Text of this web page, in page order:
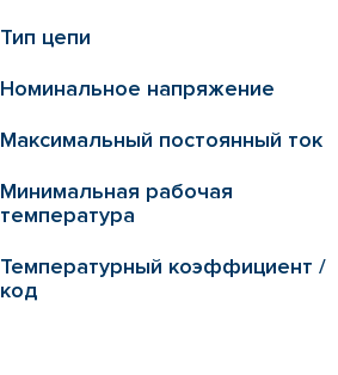
Тип цепи
Номинальное напряжение
Максимальный постоянный ток
Минимальная рабочая
температура
Температурный коэффициент /
код